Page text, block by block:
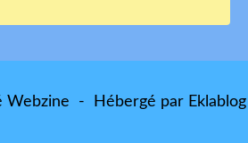
Webzine - Hébergé par Eklablog